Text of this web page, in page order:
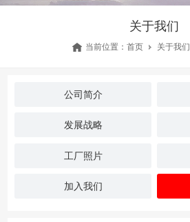
关于我们
当前位置： 首页 关于我们
公司简介
发展战略
工厂照片
加入我们